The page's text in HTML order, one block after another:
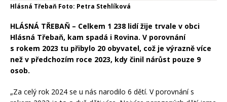
Hlásná Třebaň Foto: Petra Stehlíková
HLÁSNÁ TŘEBAŇ – Celkem 1 238 lidí žije trvale v obci
Hlásná Třebaň, kam spadá i Rovina. V porovnání
s rokem 2023 tu přibylo 20 obyvatel, což je výrazně více
než v předchozím roce 2023, kdy činil nárůst pouze 9
osob.
„Za celý rok 2024 se u nás narodilo 6 dětí. V porovnání s